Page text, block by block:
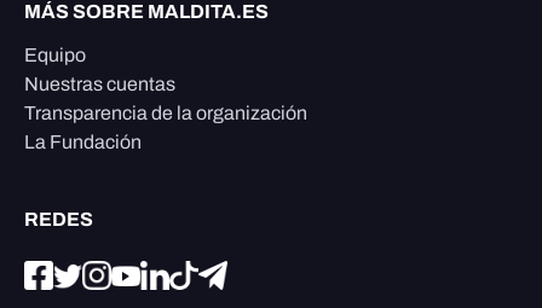
MÁS SOBRE MALDITA.ES
Equipo
Nuestras cuentas
Transparencia de la organización
La Fundación
REDES